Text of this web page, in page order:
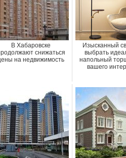
В Хабаровске
снижаться
на недвижимость
Изысканный
выбрать
напольный
вашего